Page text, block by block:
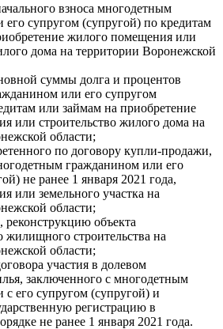
взноса многодетным
супругом (супругой) по кредитам
жилого помещения или
дома на территории Воронежской
суммы долга и процентов
или его супругом
или займам на приобретение
или строительство жилого дома на
области;
по договору купли-продажи,
гражданином или его
не ранее 1 января 2021 года,
или земельного участка на
области;
реконструкцию объекта
жилищного строительства на
области;
участия в долевом
заключенного с многодетным
его супругом (супругой) и
регистрацию в
не ранее 1 января 2021 года.